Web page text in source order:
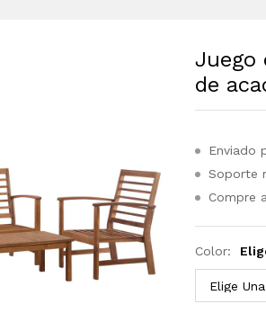
Juego
de
Enviado
Soporte
Compre
Color: